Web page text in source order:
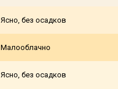
Ясно, без осадков
Малооблачно
Ясно, без осадков